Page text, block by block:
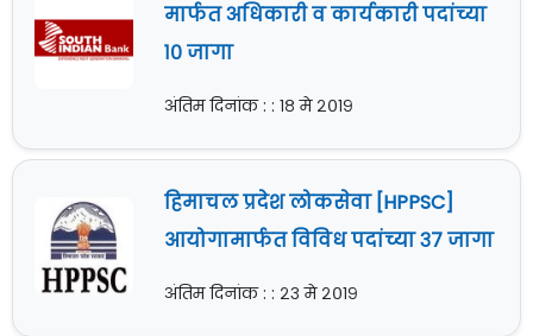
मार्फत अधिकारी व कार्यकारी पदांच्या
१० जागा
अंतिम दिनांक : : १८ मे २०१९
हिमाचल प्रदेश लोकसेवा [HPPSC]
आयोगामार्फत विविध पदांच्या ३७ जागा
अंतिम दिनांक : : २३ मे २०१९